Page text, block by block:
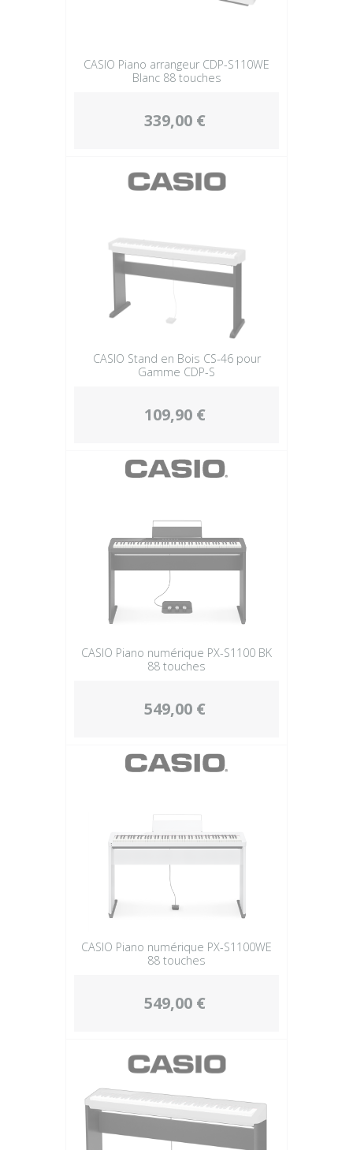
CASIO Piano arrangeur CDP-S110WE
Blanc 88 touches
339,00 €
CASIO Stand en Bois CS-46 pour
Gamme CDP-S
109,90 €
CASIO Piano numérique PX-S1100 BK
88 touches
549,00 €
CASIO Piano numérique PX-S1100WE
88 touches
549,00 €